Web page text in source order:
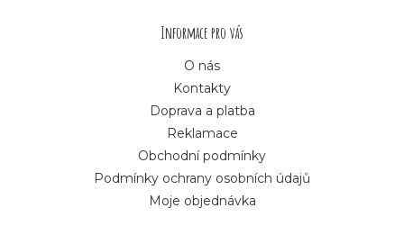
Informace pro vás
O nás
Kontakty
Doprava a platba
Reklamace
Obchodní podmínky
Podmínky ochrany osobních údajů
Moje objednávka